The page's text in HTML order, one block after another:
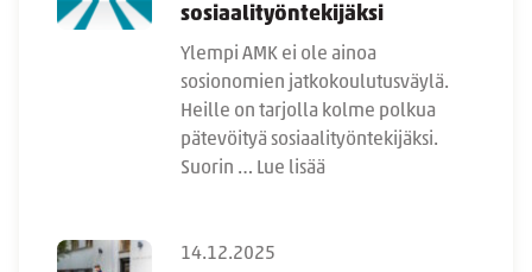
sosiaalityöntekijäksi
Ylempi AMK ei ole ainoa
sosionomien jatkokoulutusväylä.
Heille on tarjolla kolme polkua
pätevöityä sosiaalityöntekijäksi.
Suorin … Lue lisää
14.12.2025